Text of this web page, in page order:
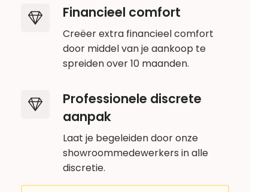
Financieel comfort
Creëer extra financieel comfort
door middel van je aankoop te
spreiden over 10 maanden.
Professionele discrete
aanpak
Laat je begeleiden door onze
showroommedewerkers in alle
discretie.